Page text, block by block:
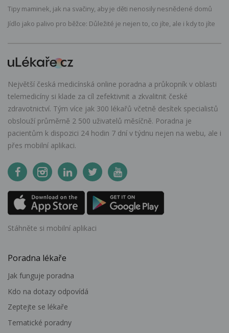
Tipy maminek, jak na svačiny, aby je děti nenosily nesnědené domů
Jídlo jako palivo pro běžce: Důležité je nejen to, co jíte, ale i kdy to jíte
Největší česká medicínská online poradna a průkopník v oblasti
telemedicíny si klade za cíl zefektivnit a zkvalitnit české
zdravotnictví. Tým více jak 300 lékařů včetně desítek specialistů
obslouží průměrně 2 500 uživatelů měsíčně. Poradna je
pacientům k dispozici 24 hodin 7 dní v týdnu nejen na webu, ale i
přes mobilní aplikaci.
Stáhněte si mobilní aplikaci
Poradna lékaře
Jak funguje poradna
Kdo na dotazy odpovídá
Zeptejte se lékaře
Tematické poradny